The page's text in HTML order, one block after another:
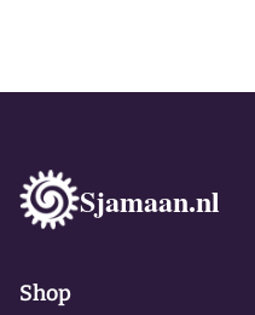
Sjamaan.nl
Shop